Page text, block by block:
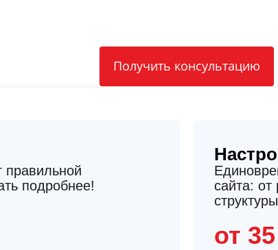
Получить консультацию
правильной
подробнее!
сайта: от
от